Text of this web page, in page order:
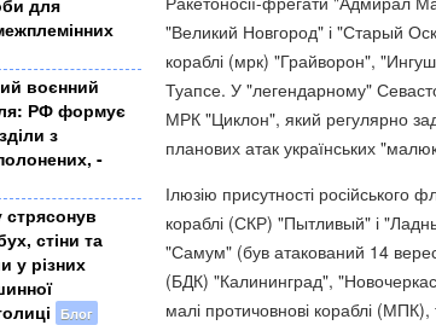
воєнний
​РФ формує
з
-
стіни та
у різних
Блог
"Великий Новгород" і "Старый
кораблі (мрк) "Грайворон",
Туапсе. У "легендарному"
МРК "Циклон", який регулярно
планових атак українських
Ілюзію присутності російського
кораблі (СКР) "Пытливый" і
"Самум" (був атакований 14
(БДК) "Калининград",
малі протичовнові кораблі